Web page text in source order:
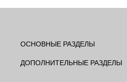
ОСНОВНЫЕ РАЗДЕЛЫ
ДОПОЛНИТЕЛЬНЫЕ РАЗДЕЛЫ